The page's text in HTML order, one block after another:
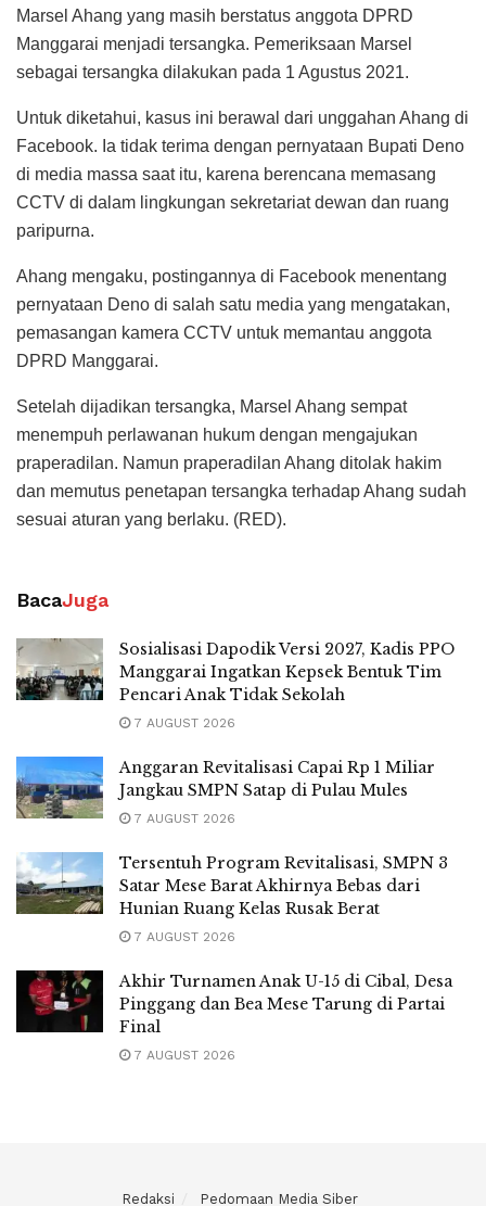
Marsel Ahang yang masih berstatus anggota DPRD
Manggarai menjadi tersangka. Pemeriksaan Marsel
sebagai tersangka dilakukan pada 1 Agustus 2021.
Untuk diketahui, kasus ini berawal dari unggahan Ahang di
Facebook. Ia tidak terima dengan pernyataan Bupati Deno
di media massa saat itu, karena berencana memasang
CCTV di dalam lingkungan sekretariat dewan dan ruang
paripurna.
Ahang mengaku, postingannya di Facebook menentang
pernyataan Deno di salah satu media yang mengatakan,
pemasangan kamera CCTV untuk memantau anggota
DPRD Manggarai.
Setelah dijadikan tersangka, Marsel Ahang sempat
menempuh perlawanan hukum dengan mengajukan
praperadilan. Namun praperadilan Ahang ditolak hakim
dan memutus penetapan tersangka terhadap Ahang sudah
sesuai aturan yang berlaku. (RED).
BacaJuga
Sosialisasi Dapodik Versi 2027, Kadis PPO
Manggarai Ingatkan Kepsek Bentuk Tim
Pencari Anak Tidak Sekolah
7 AUGUST 2026
Anggaran Revitalisasi Capai Rp 1 Miliar
Jangkau SMPN Satap di Pulau Mules
7 AUGUST 2026
Tersentuh Program Revitalisasi, SMPN 3
Satar Mese Barat Akhirnya Bebas dari
Hunian Ruang Kelas Rusak Berat
7 AUGUST 2026
Akhir Turnamen Anak U-15 di Cibal, Desa
Pinggang dan Bea Mese Tarung di Partai
Final
7 AUGUST 2026
Redaksi Pedomaan Media Siber